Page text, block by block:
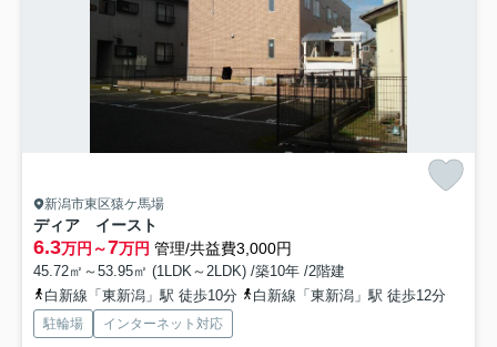
新潟市東区猿ケ馬場
ディア イースト
6.3万円～7万円 管理/共益費3,000円
45.72㎡～53.95㎡ (1LDK～2LDK) /築10年 /2階建
白新線「東新潟」駅 徒歩10分
白新線「東新潟」駅 徒歩12分
駐輪場 インターネット対応